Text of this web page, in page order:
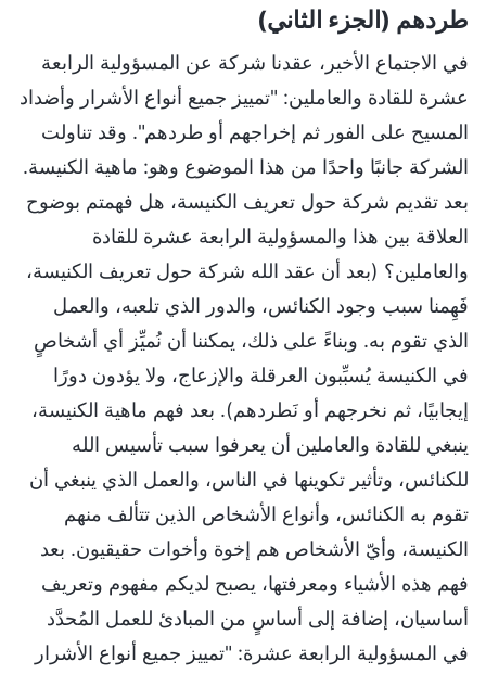
طردهم (الجزء الثاني)
في الاجتماع الأخير، عقدنا شركة عن المسؤولية الرابعة
عشرة للقادة والعاملين: "تمييز جميع أنواع الأشرار وأضداد
المسيح على الفور ثم إخراجهم أو طردهم". وقد تناولت
الشركة جانبًا واحدًا من هذا الموضوع وهو: ماهية الكنيسة.
بعد تقديم شركة حول تعريف الكنيسة، هل فهمتم بوضوح
العلاقة بين هذا والمسؤولية الرابعة عشرة للقادة
والعاملين؟ (بعد أن عقد الله شركة حول تعريف الكنيسة،
فَهِمنا سبب وجود الكنائس، والدور الذي تلعبه، والعمل
الذي تقوم به. وبناءً على ذلك، يمكننا أن نُميِّز أي أشخاصٍ
في الكنيسة يُسبِّبون العرقلة والإزعاج، ولا يؤدون دورًا
إيجابيًا، ثم نخرجهم أو نَطردهم). بعد فهم ماهية الكنيسة،
ينبغي للقادة والعاملين أن يعرفوا سبب تأسيس الله
للكنائس، وتأثير تكوينها في الناس، والعمل الذي ينبغي أن
تقوم به الكنائس، وأنواع الأشخاص الذين تتألف منهم
الكنيسة، وأيّ الأشخاص هم إخوة وأخوات حقيقيون. بعد
فهم هذه الأشياء ومعرفتها، يصبح لديكم مفهوم وتعريف
أساسيان، إضافة إلى أساسٍ من المبادئ للعمل المُحدَّد
في المسؤولية الرابعة عشرة: "تمييز جميع أنواع الأشرار